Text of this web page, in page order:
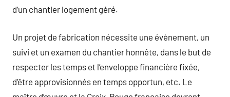
d’un chantier logement géré.
Un projet de fabrication nécessite une évènement, un
suivi et un examen du chantier honnête, dans le but de
respecter les temps et l’enveloppe financière fixée,
d’être approvisionnés en temps opportun, etc. Le